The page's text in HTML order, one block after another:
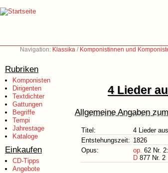
Navigation: Klassika / Komponistinnen und
Rubriken
Komponisten
Dirigenten
Textdichter
Gattungen
Begriffe
Tempi
Jahrestage
Kataloge
Einkaufen
CD-Tipps
Angebote
4 Lieder
Allgemeine Angaben
Titel:
4 Lieder
Entstehungszeit: 1826
Opus:
op. 62 Nr. 2:
D 877 Nr. 2